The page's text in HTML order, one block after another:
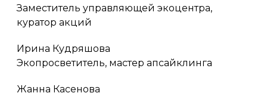
Заместитель управляющей экоцентра,
куратор акций
Ирина Кудряшова
Экопросветитель, мастер апсайклинга
Жанна Касенова